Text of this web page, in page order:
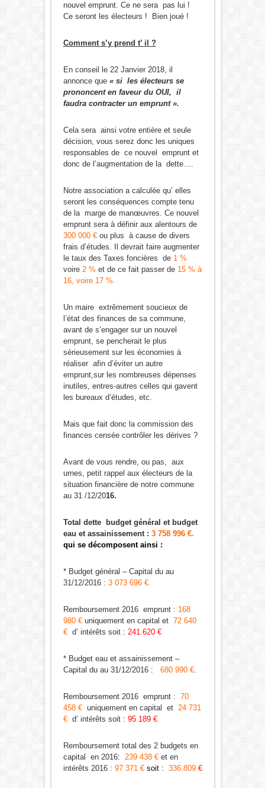
nouvel emprunt. Ce ne sera pas lui !
Ce seront les électeurs ! Bien joué !
Comment s’y prend t’ il ?
En conseil le 22 Janvier 2018, il
annonce que « si les électeurs se
prononcent en faveur du OUI, il
faudra contracter un emprunt ».
Cela sera ainsi votre entière et seule
décision, vous serez donc les uniques
responsables de ce nouvel emprunt et
donc de l’augmentation de la dette….
Notre association a calculée qu’ elles
seront les conséquences compte tenu
de la marge de manœuvres. Ce nouvel
emprunt sera à définir aux alentours de
300 000 € ou plus à cause de divers
frais d’études. Il devrait faire augmenter
le taux des Taxes foncières de 1 %
voire 2 % et de ce fait passer de15 % à
16, voire 17 %.
Un maire extrêmement soucieux de
l’état des finances de sa commune,
avant de s’engager sur un nouvel
emprunt, se pencherait le plus
sérieusement sur les économies à
réaliser afin d’éviter un autre
emprunt,sur les nombreuses dépenses
inutiles, entres-autres celles qui gavent
les bureaux d’études, etc.
Mais que fait donc la commission des
finances censée contrôler les dérives ?
Avant de vous rendre, ou pas, aux
urnes, petit rappel aux électeurs de la
situation financière de notre commune
au 31 /12/2016.
Total dette budget général et budget
eau et assainissement : 3 758 996 €.
qui se décomposent ainsi :
* Budget général – Capital du au
31/12/2016 : 3 073 696 €.
Remboursement 2016 emprunt : 168
980 €uniquement en capital et 72 640
€d’ intérêts soit : 241.620 €
* Budget eau et assainissement –
Capital du au 31/12/2016 : 680 990 €.
Remboursement 2016 emprunt : 70
458 €uniquement en capital et 24 731
€d’ intérêts soit : 95 189 €
Remboursement total des 2 budgets en
capital en 2016: 239 438 €et en
intérêts 2016 : 97 371 € soit : 336.809 €